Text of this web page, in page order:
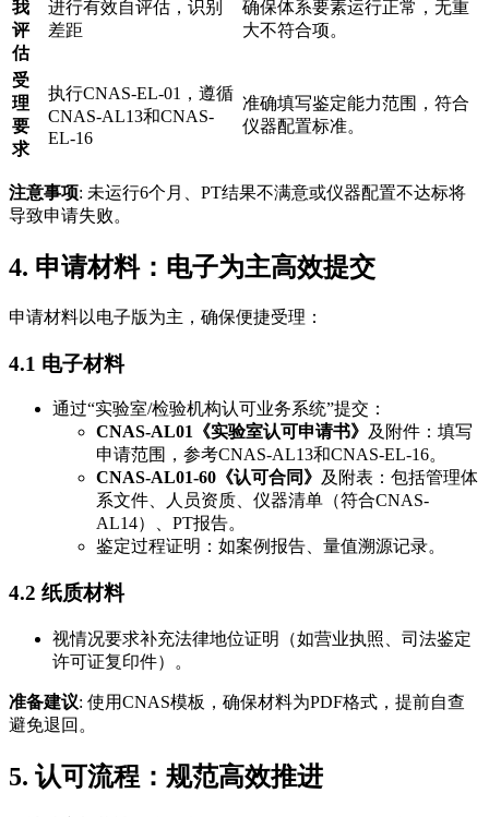
我
评
估
进行有效自评估，识别
差距
确保体系要素运行正常，无重
大不符合项。
受
理
要
求
执行CNAS-EL-01，遵循
CNAS-AL13和CNAS-
EL-16
准确填写鉴定能力范围，符合
仪器配置标准。
注意事项: 未运行6个月、PT结果不满意或仪器配置不达标将
导致申请失败。
4. 申请材料：电子为主高效提交
申请材料以电子版为主，确保便捷受理：
4.1 电子材料
通过“实验室/检验机构认可业务系统”提交：
CNAS-AL01《实验室认可申请书》 及附件：填写
申请范围，参考CNAS-AL13和CNAS-EL-16。
CNAS-AL01-60《认可合同》 及附表：包括管理体
系文件、人员资质、仪器清单（符合CNAS-
AL14）、PT报告。
鉴定过程证明：如案例报告、量值溯源记录。
4.2 纸质材料
视情况要求补充法律地位证明（如营业执照、司法鉴定
许可证复印件）。
准备建议: 使用CNAS模板，确保材料为PDF格式，提前自查
避免退回。
5. 认可流程：规范高效推进